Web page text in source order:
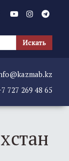
Искать
727 269 48 65